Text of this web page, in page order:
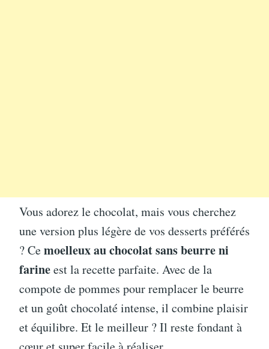
Vous adorez le chocolat, mais vous cherchez
une version plus légère de vos desserts préférés
? Cemoelleux au chocolat sans beurre ni
farineest la recette parfaite. Avec de la
compote de pommes pour remplacer le beurre
et un goût chocolaté intense, il combine plaisir
et équilibre. Et le meilleur ? Il reste fondant à